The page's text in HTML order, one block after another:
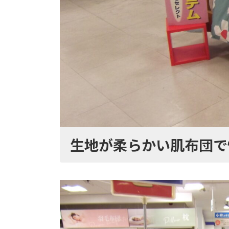
生地が柔らかい肌布団